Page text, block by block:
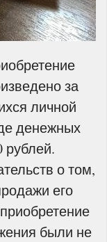
за
личной
денежных
рублей.
о том,
его
были не